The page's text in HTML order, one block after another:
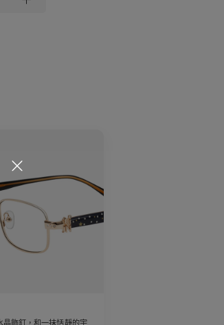
晶飾釘，和一抹恬靜的宇